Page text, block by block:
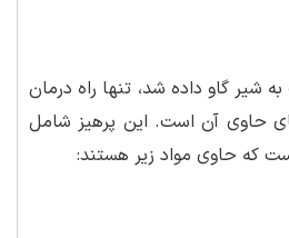
گاو داده شد، تنها راه درمان
حاوی آن است. این پرهیز شامل
که حاوی مواد زیر هستند: